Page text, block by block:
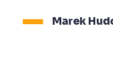
Marek